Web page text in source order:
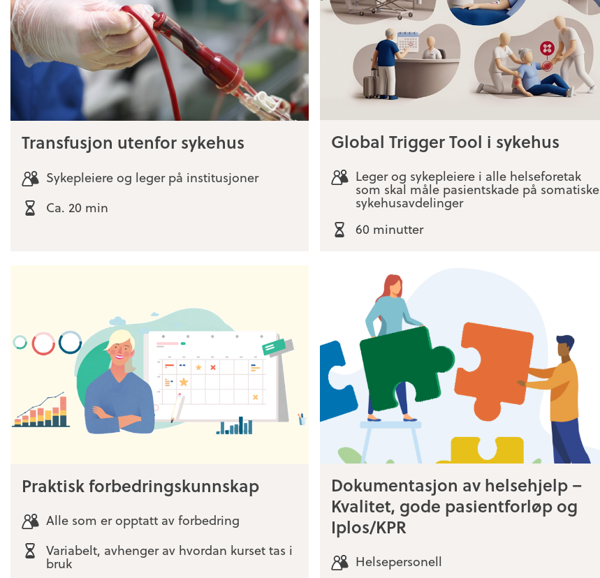
Transfusjon utenfor sykehus
Sykepleiere og leger på institusjoner
Ca. 20 min
Global Trigger Tool i sykehus
Leger og sykepleiere i alle helseforetak
som skal måle pasientskade på somatiske
sykehusavdelinger
60 minutter
Praktisk forbedringskunnskap
Alle som er opptatt av forbedring
Variabelt, avhenger av hvordan kurset tas i
bruk
Dokumentasjon av helsehjelp –
Kvalitet, gode pasientforløp og
Iplos/KPR
Helsepersonell